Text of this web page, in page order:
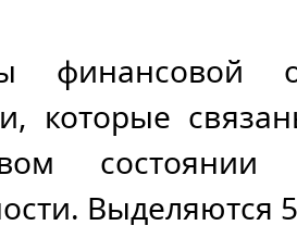
финансовой
которые
Выделяются